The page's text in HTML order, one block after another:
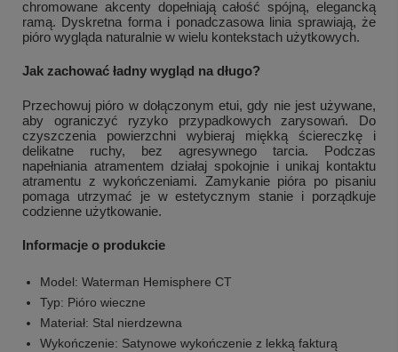
chromowane akcenty dopełniają całość spójną, elegancką
ramą. Dyskretna forma i ponadczasowa linia sprawiają, że
pióro wygląda naturalnie w wielu kontekstach użytkowych.
Jak zachować ładny wygląd na długo?
Przechowuj pióro w dołączonym etui, gdy nie jest używane,
aby ograniczyć ryzyko przypadkowych zarysowań. Do
czyszczenia powierzchni wybieraj miękką ściereczkę i
delikatne ruchy, bez agresywnego tarcia. Podczas
napełniania atramentem działaj spokojnie i unikaj kontaktu
atramentu z wykończeniami. Zamykanie pióra po pisaniu
pomaga utrzymać je w estetycznym stanie i porządkuje
codzienne użytkowanie.
Informacje o produkcie
Model: Waterman Hemisphere CT
Typ: Pióro wieczne
Materiał: Stal nierdzewna
Wykończenie: Satynowe wykończenie z lekką fakturą